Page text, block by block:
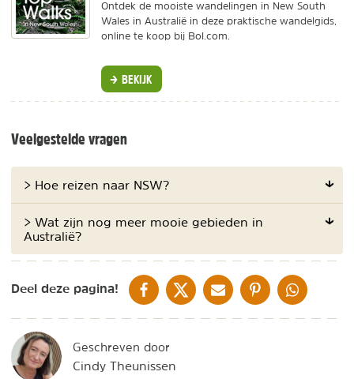
Ontdek de mooiste wandelingen in New South
Wales in Australië in deze praktische wandelgids,
online te koop bij Bol.com.
BEKIJK
Veelgestelde vragen
> Hoe reizen naar NSW?
> Wat zijn nog meer mooie gebieden in
Australië?
Deel deze pagina! DELEN OP FACEBOOK
DELEN OP XDELEN VIA DE MAIL
DELEN OP PINTEREST
DELEN OP
Geschreven door
Cindy Theunissen